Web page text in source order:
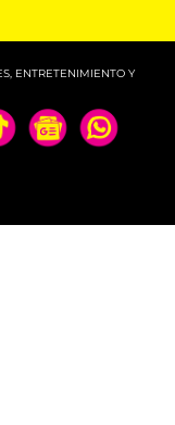
ENTRETENIMIENTO Y